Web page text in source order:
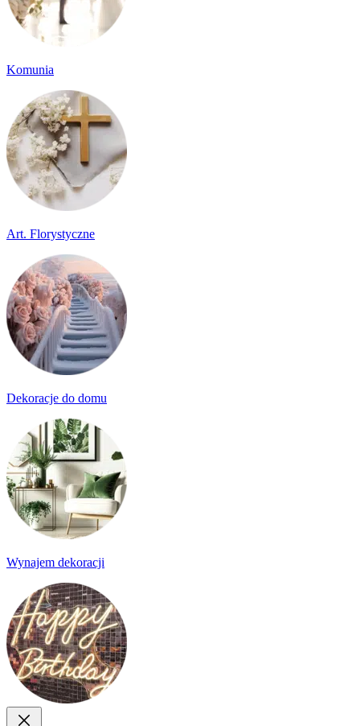
Komunia
Art. Florystyczne
Dekoracje do domu
Wynajem dekoracji